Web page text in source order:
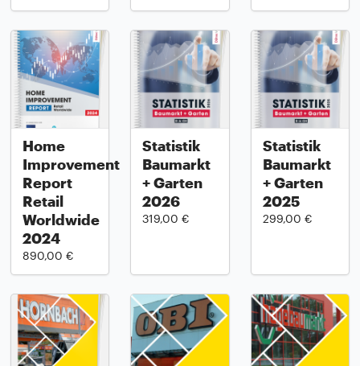
Home
Improvement
Report
Retail
Worldwide
2024
890,00 €
Statistik
Baumarkt
+ Garten
2026
319,00 €
Statistik
Baumarkt
+ Garten
2025
299,00 €